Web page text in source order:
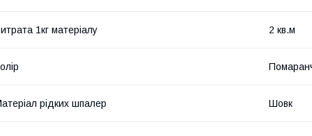
1кг матеріалу 2 кв.м
рідких шпалер Шовк